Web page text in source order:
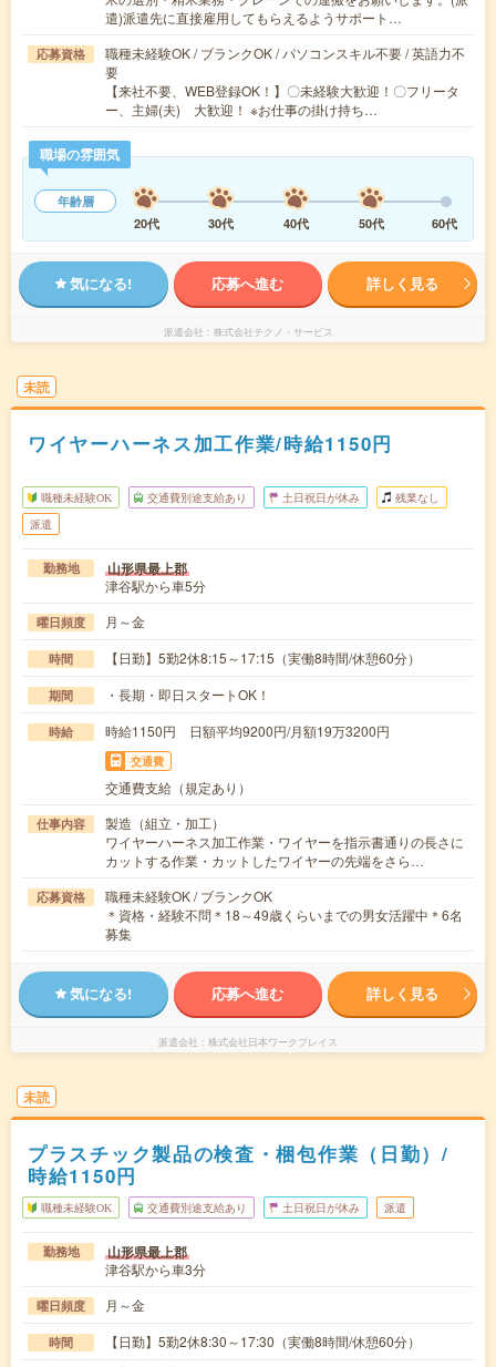
遣)派遣先に直接雇用してもらえるようサポート…
応募資格
職種未経験OK / ブランクOK / パソコンスキル不要 / 英語力不
要
【来社不要、WEB登録OK！】〇未経験大歓迎！〇フリータ
ー、主婦(夫) 大歓迎！ ※お仕事の掛け持ち…
職場の雰囲気
年齢層
20代
30代 40代 50代 60代
気になる! 応募へ進む 詳しく見る
派遣会社 株式会社テクノ・サービス
未読
ワイヤーハーネス加工作業/時給1150円
職種未経験OK 交通費別途支給あり 土日祝日が休み 残業なし
派遣
勤務地 山形県最上郡
津谷駅から車5分
曜日頻度 月～金
時間 【日勤】5勤2休8:15～17:15（実働8時間/休憩60分）
期間 ・長期・即日スタートOK！
時給 時給1150円 日額平均9200円/月額19万3200円
交通費
交通費支給（規定あり）
仕事内容
製造（組立・加工）
ワイヤーハーネス加工作業・ワイヤーを指示書通りの長さに
カットする作業・カットしたワイヤーの先端をさら…
応募資格
職種未経験OK / ブランクOK
＊資格・経験不問＊18～49歳くらいまでの男女活躍中＊6名
募集
気になる! 応募へ進む 詳しく見る
派遣会社 株式会社日本ワークプレイス
未読
プラスチック製品の検査・梱包作業（日勤）/
時給1150円
職種未経験OK 交通費別途支給あり 土日祝日が休み 派遣
勤務地 山形県最上郡
津谷駅から車3分
曜日頻度 月～金
時間 【日勤】5勤2休8:30～17:30（実働8時間/休憩60分）